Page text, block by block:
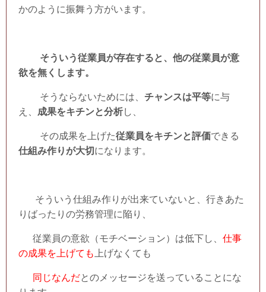
かのように振舞う方がいます。
そういう従業員が存在すると、他の従業員が意
欲を無くします。
そうならないためには、 チャンスは平等に与
え、 成果をキチンと分析し、
その成果を上げた従業員をキチンと評価できる
仕組み作りが大切 になります。
そういう仕組み作りが出来ていないと、行きあた
りばったりの労務管理に陥り、
従業員の意欲（モチベーション）は低下し、 仕事
の成果を上げても 上げなくても
同じなんだとのメッセージを送っていることにな